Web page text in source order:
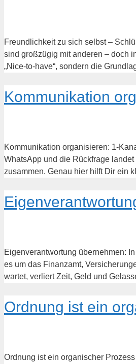
Freundlichkeit zu sich selbst –
sind großzügig mit anderen – doch
„Nice-to-have“, sondern die
Kommunikation
Kommunikation organisieren: 1-
WhatsApp und die Rückfrage
zusammen. Genau hier hilft Dir ein
Eigenverantwortung übernehmen:
es um das Finanzamt,
wartet, verliert Zeit, Geld und
Ordnung ist ein
Ordnung ist ein organischer